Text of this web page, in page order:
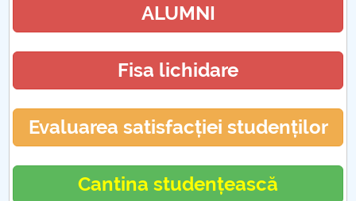
ALUMNI
Fisa lichidare
Evaluarea satisfacției studenților
Cantina studențească